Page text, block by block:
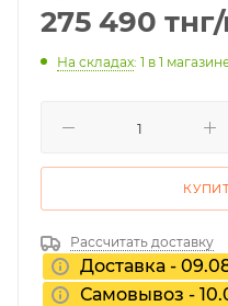
275 490 тнг
На складах: 1 в 1
Рассчитать доставку
Доставка -
Самовывоз -